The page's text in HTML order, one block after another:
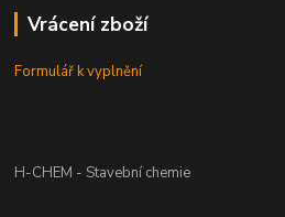
Vrácení zboží
Formulář k vyplnění
H-CHEM - Stavební chemie